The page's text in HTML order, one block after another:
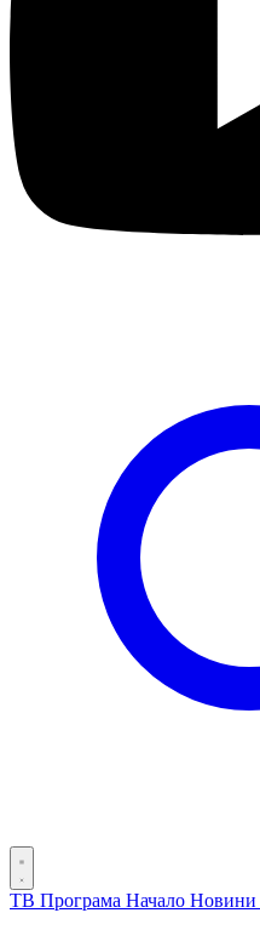
ТВ Програма Начало Новини